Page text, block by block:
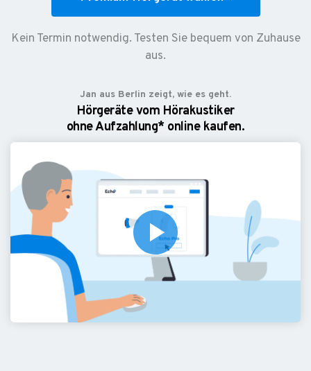
Kein Termin notwendig. Testen Sie bequem von Zuhause
aus.
Jan aus Berlin zeigt, wie es geht.
Hörgeräte vom Hörakustiker
ohne Aufzahlung* online kaufen.